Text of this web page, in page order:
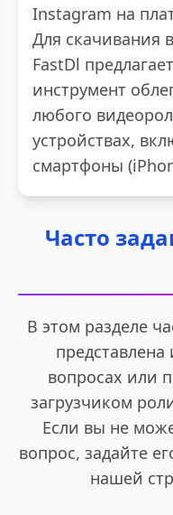
Instagram на
Для скачивания
FastDl
инструмент
любого
устройствах,
смартфоны
Часто
В этом разделе
вопросах или
загрузчиком
Если вы не
вопрос, задайте
нашей